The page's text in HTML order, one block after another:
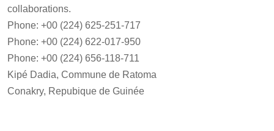
collaborations.
Phone: +00 (224) 625-251-717
Phone: +00 (224) 622-017-950
Phone: +00 (224) 656-118-711
Kipé Dadia, Commune de Ratoma
Conakry, Repubique de Guinée